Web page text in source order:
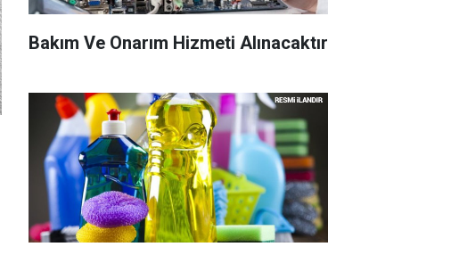
Bakım Ve Onarım Hizmeti Alınacaktır